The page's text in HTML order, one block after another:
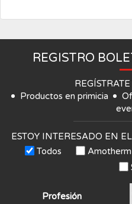
REGISTRO
Productos en primicia
ESTOY INTERESADO EN
Todos
Amotherm
Profesión